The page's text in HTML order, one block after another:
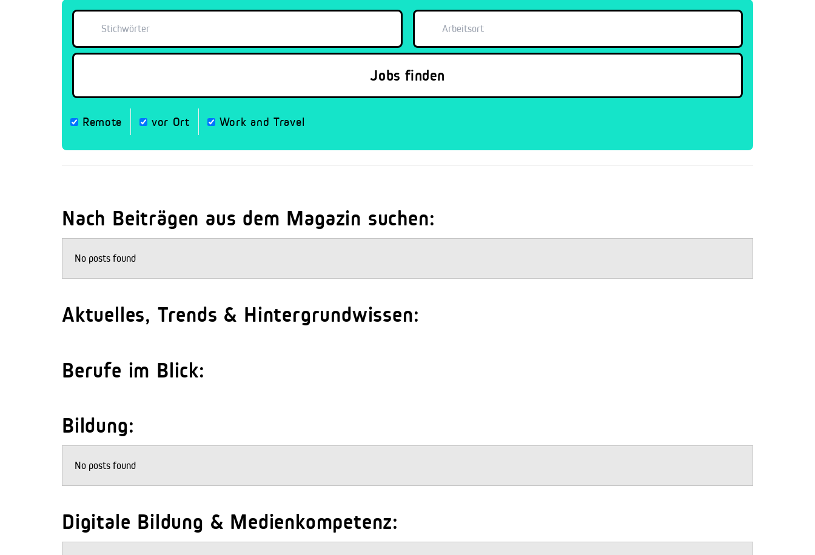
Remote vor Ort Work and Travel
Nach Beiträgen aus dem Magazin suchen:
No posts found
Aktuelles, Trends & Hintergrundwissen:
Berufe im Blick:
Bildung:
No posts found
Digitale Bildung & Medienkompetenz: